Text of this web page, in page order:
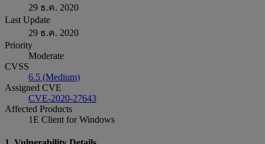
29 ธ.ค. 2020
Last Update
29 ธ.ค. 2020
Priority
Moderate
CVSS
6.5 (Medium)
Assigned CVE
CVE-2020-27643
Affected Products
1E Client for Windows